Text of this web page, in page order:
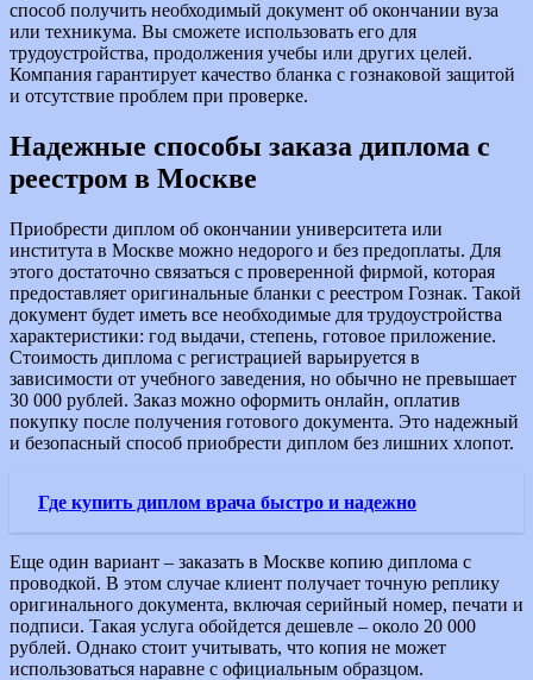
способ получить необходимый документ об окончании вуза
или техникума. Вы сможете использовать его для
трудоустройства, продолжения учебы или других целей.
Компания гарантирует качество бланка с гознаковой защитой
и отсутствие проблем при проверке.
Надежные способы заказа диплома с
реестром в Москве
Приобрести диплом об окончании университета или
института в Москве можно недорого и без предоплаты. Для
этого достаточно связаться с проверенной фирмой, которая
предоставляет оригинальные бланки с реестром Гознак. Такой
документ будет иметь все необходимые для трудоустройства
характеристики: год выдачи, степень, готовое приложение.
Стоимость диплома с регистрацией варьируется в
зависимости от учебного заведения, но обычно не превышает
30 000 рублей. Заказ можно оформить онлайн, оплатив
покупку после получения готового документа. Это надежный
и безопасный способ приобрести диплом без лишних хлопот.
Где купить диплом врача быстро и надежно
Еще один вариант – заказать в Москве копию диплома с
проводкой. В этом случае клиент получает точную реплику
оригинального документа, включая серийный номер, печати и
подписи. Такая услуга обойдется дешевле – около 20 000
рублей. Однако стоит учитывать, что копия не может
использоваться наравне с официальным образцом.